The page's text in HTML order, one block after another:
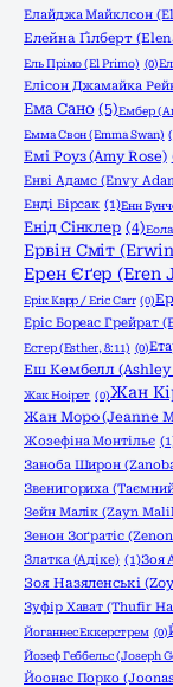
Елайджа Майклсон
Елейна Ґілберт
Ель Прімо (El Primo) (0)
Елісон Джамайка
Ема Сано (5)Ембер
Емма Свон (Emma Swan)
Емі Роуз (Amy Rose)
Енві Адамс (Envy
Енді Бірсак (1)Енн
Енід Сінклер (4)
Ервін Сміт
Ерен Єґер (Eren
Ерік Карр / Eric Carr (0)
Еріс Бореас Грейрат
Естер (Esther, 8:11) (0)
Еш Кембелл (Ashley
Жак Ноірет (0)Жан
Жан Моро (Jeanne
Жозефіна Монтільє
Заноба Широн
Звенигориха
Зейн Малік (Zayn
Зенон Зоґратіс
Златка (Адіке) (1)Зоя
Зоя Назяленські
Зуфір Хават (Thufir
Йоганнес Еккерстрем (0)
Йозеф Геббельс (Joseph
Йоонас Порко